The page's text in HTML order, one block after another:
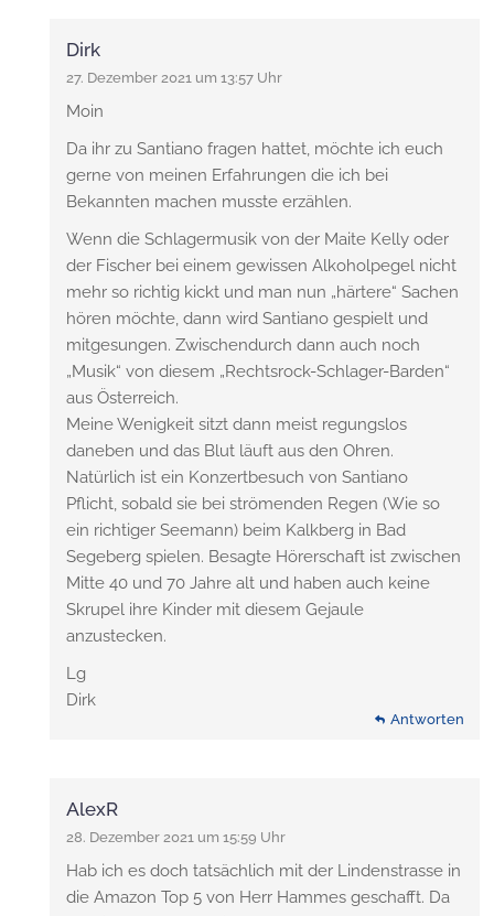
Dirk
27. Dezember 2021 um 13:57 Uhr
Moin
Da ihr zu Santiano fragen hattet, möchte ich euch
gerne von meinen Erfahrungen die ich bei
Bekannten machen musste erzählen.
Wenn die Schlagermusik von der Maite Kelly oder
der Fischer bei einem gewissen Alkoholpegel nicht
mehr so richtig kickt und man nun „härtere“ Sachen
hören möchte, dann wird Santiano gespielt und
mitgesungen. Zwischendurch dann auch noch
„Musik“ von diesem „Rechtsrock-Schlager-Barden“
aus Österreich.
Meine Wenigkeit sitzt dann meist regungslos
daneben und das Blut läuft aus den Ohren.
Natürlich ist ein Konzertbesuch von Santiano
Pflicht, sobald sie bei strömenden Regen (Wie so
ein richtiger Seemann) beim Kalkberg in Bad
Segeberg spielen. Besagte Hörerschaft ist zwischen
Mitte 40 und 70 Jahre alt und haben auch keine
Skrupel ihre Kinder mit diesem Gejaule
anzustecken.
Lg
Dirk
Antworten
AlexR
28. Dezember 2021 um 15:59 Uhr
Hab ich es doch tatsächlich mit der Lindenstrasse in
die Amazon Top 5 von Herr Hammes geschafft. Da